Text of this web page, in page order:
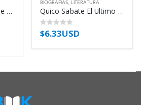
Las Cuatro Edades De La Vida Humana – Alighieri Dante
BIOGRAFÍAS, LITERATURA
Quico Sabate El Ultimo Guerrillero – Eyre Pilar
0out of 5
$6.33USD